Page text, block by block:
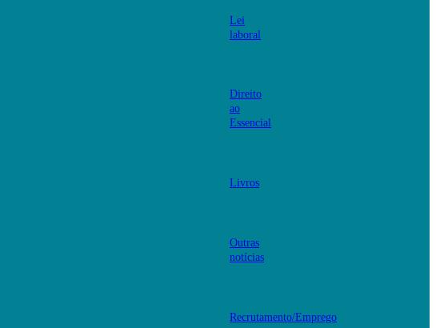
Lei
laboral
Direito
ao
Essencial
Livros
Outras
notícias
Recrutamento/Emprego